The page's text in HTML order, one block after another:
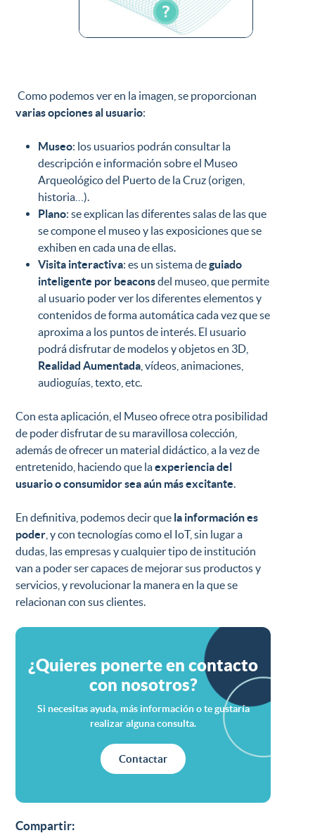
Compartir:
Como podemos ver en la imagen, se proporcionan
varias opciones al usuario:
Museo: los usuarios podrán consultar la
descripción e información sobre el Museo
Arqueológico del Puerto de la Cruz (origen,
historia…).
Plano: se explican las diferentes salas de las que
se compone el museo y las exposiciones que se
exhiben en cada una de ellas.
Visita interactiva: es un sistema deguiado
inteligente por beaconsdel museo, que permite
al usuario poder ver los diferentes elementos y
contenidos de forma automática cada vez que se
aproxima a los puntos de interés. El usuario
podrá disfrutar de modelos y objetos en 3D,
Realidad Aumentada , vídeos, animaciones,
audioguías, texto, etc.
Con esta aplicación, el Museo ofrece otra posibilidad
de poder disfrutar de su maravillosa colección,
además de ofrecer un material didáctico, a la vez de
entretenido, haciendo que laexperiencia del
usuario o consumidor sea aún más excitante.
En definitiva, podemos decir que la información es
poder , y con tecnologías como el IoT, sin lugar a
dudas, las empresas y cualquier tipo de institución
van a poder ser capaces de mejorar sus productos y
servicios, y revolucionar la manera en la que se
relacionan con sus clientes.
¿Quieres ponerte en contacto
con nosotros?
Si necesitas ayuda, más información o te gustaría
realizar alguna consulta.
Contactar